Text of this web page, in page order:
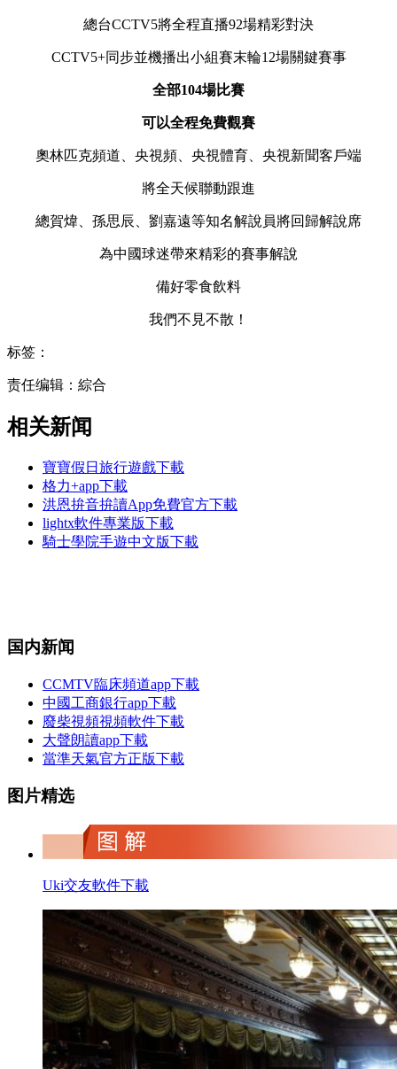
總台CCTV5將全程直播92場精彩對決
CCTV5+同步並機播出小組賽末輪12場關鍵賽事
全部104場比賽
可以全程免費觀賽
奧林匹克頻道、央視頻、央視體育、央視新聞客戶端
將全天候聯動跟進
總賀煒、孫思辰、劉嘉遠等知名解說員將回歸解說席
為中國球迷帶來精彩的賽事解說
備好零食飲料
我們不見不散！
标签：
责任编辑：綜合
相关新闻
寶寶假日旅行遊戲下載
格力+app下載
洪恩拚音拚讀App免費官方下載
lightx軟件專業版下載
騎士學院手遊中文版下載
国内新闻
CCMTV臨床頻道app下載
中國工商銀行app下載
廢柴視頻視頻軟件下載
大聲朗讀app下載
當準天氣官方正版下載
图片精选
Uki交友軟件下載